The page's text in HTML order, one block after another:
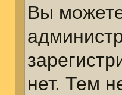
Вы можете
нет. Тем